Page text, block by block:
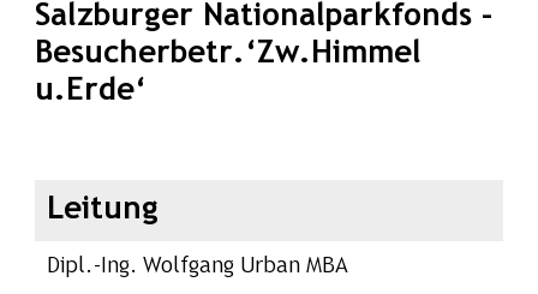
Salzburger Nationalparkfonds -
Besucherbetr.‘Zw.Himmel
u.Erde‘
Leitung
Dipl.-Ing. Wolfgang Urban MBA